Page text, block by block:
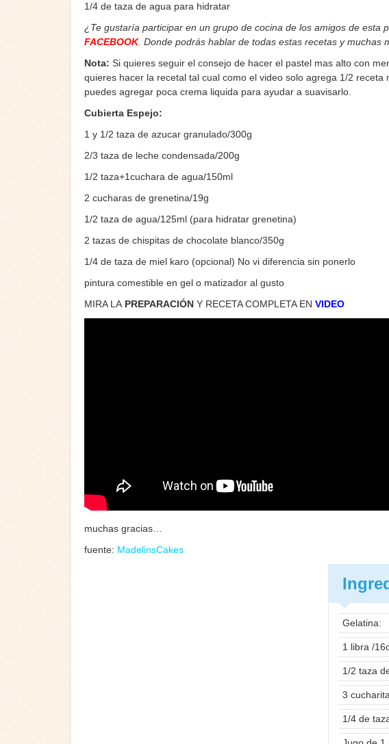
1/4 de taza de agua para hidratar
¿Te gustaría participar en un grupo de cocina de los amigos de esta
FACEBOOK. Donde podrás hablar de todas estas recetas y muchas
Nota: Si quieres seguir el consejo de hacer el pastel mas alto con
quieres hacer la recetal tal cual como el video solo agrega 1/2
puedes agregar poca crema liquida para ayudar a suavisarlo.
Cubierta Espejo:
1 y 1/2 taza de azucar granulado/300g
2/3 taza de leche condensada/200g
1/2 taza+1cuchara de agua/150ml
2 cucharas de grenetina/19g
1/2 taza de agua/125ml (para hidratar grenetina)
2 tazas de chispitas de chocolate blanco/350g
1/4 de taza de miel karo (opcional) No vi diferencia sin ponerlo
pintura comestible en gel o matizador al gusto
MIRA LA PREPARACIÓN Y RECETA COMPLETA EN VIDEO
muchas gracias…
fuente: MadelinsCakes
Gelatina:
1 libra /
1/2 taza
3
1/4 de